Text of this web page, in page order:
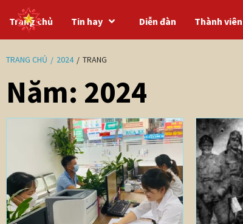
Trang chủ Tin hay Diễn đàn Thành viên
TRANG CHỦ 2024 TRANG
Năm: 2024